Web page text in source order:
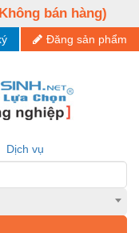
bán hàng)
Đăng sản phẩm
Dịch vụ